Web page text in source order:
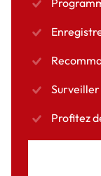
Profitez